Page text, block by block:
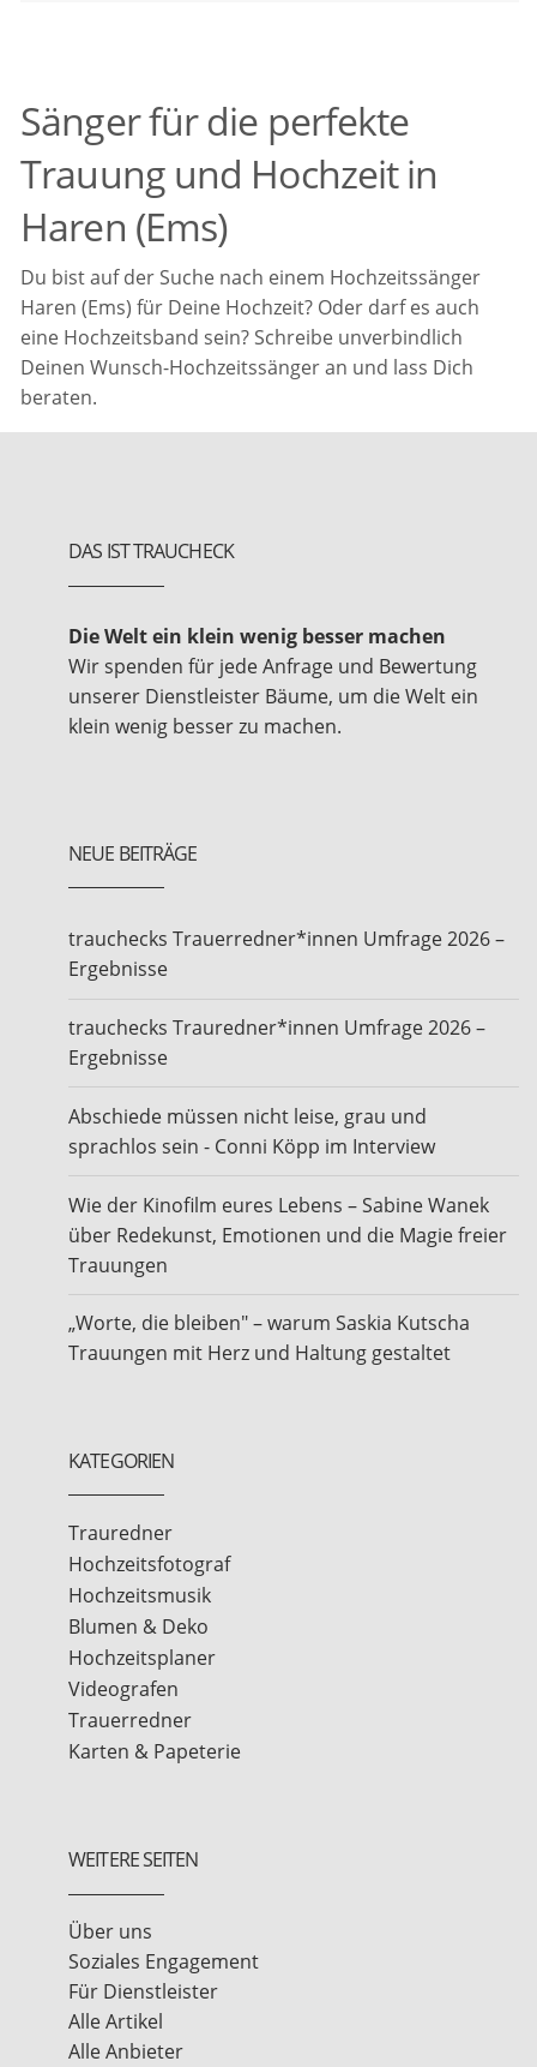
Sänger für die perfekte
Trauung und Hochzeit in
Haren (Ems)
Du bist auf der Suche nach einem Hochzeitssänger
Haren (Ems) für Deine Hochzeit? Oder darf es auch
eine Hochzeitsband sein? Schreibe unverbindlich
Deinen Wunsch-Hochzeitssänger an und lass Dich
beraten.
DAS IST TRAUCHECK
Die Welt ein klein wenig besser machen
Wir spenden für jede Anfrage und Bewertung
unserer Dienstleister Bäume, um die Welt ein
klein wenig besser zu machen.
NEUE BEITRÄGE
trauchecks Trauerredner*innen Umfrage 2026 –
Ergebnisse
trauchecks Trauredner*innen Umfrage 2026 –
Ergebnisse
Abschiede müssen nicht leise, grau und
sprachlos sein - Conni Köpp im Interview
Wie der Kinofilm eures Lebens – Sabine Wanek
über Redekunst, Emotionen und die Magie freier
Trauungen
„Worte, die bleiben" – warum Saskia Kutscha
Trauungen mit Herz und Haltung gestaltet
KATEGORIEN
Trauredner
Hochzeitsfotograf
Hochzeitsmusik
Blumen & Deko
Hochzeitsplaner
Videografen
Trauerredner
Karten & Papeterie
WEITERE SEITEN
Über uns
Soziales Engagement
Für Dienstleister
Alle Artikel
Alle Anbieter